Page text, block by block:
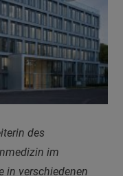
des
im
in verschiedenen